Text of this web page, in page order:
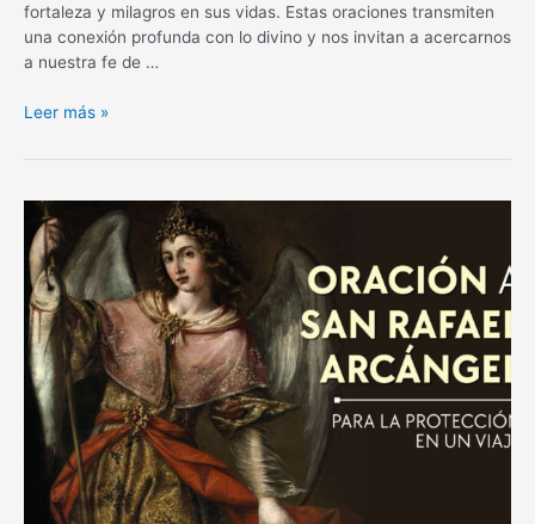
fortaleza y milagros en sus vidas. Estas oraciones transmiten
una conexión profunda con lo divino y nos invitan a acercarnos
a nuestra fe de …
Las
poderosas
milagrosas
antiguas
católicas:
una
guía
espiritual
inigualable.
Leer más »